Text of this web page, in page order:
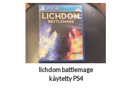
lichdom battlemage
käytetty PS4